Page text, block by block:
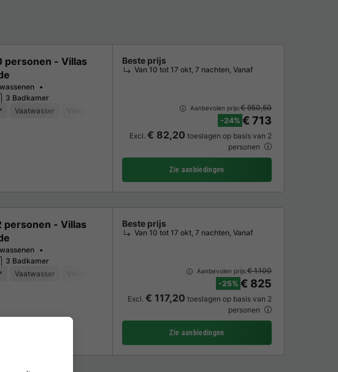
personen - Villas
3 Badkamer
Vaatwasser Vriezer Tuinmeubelen Oven Parkeerplaats
Beste prijs
Van 10 tot 17 okt, 7 nachten, Vanaf
Aanbevolen prijs:€ 950,50
-24% € 713
Excl. € 82,20 toeslagen op basis van 2
personen
Zie aanbiedingen
personen - Villas
3 Badkamer
Vaatwasser Vriezer Tuinmeubelen Oven Parkeerplaats
Beste prijs
Van 10 tot 17 okt, 7 nachten, Vanaf
Aanbevolen prijs:€ 1.100
-25% € 825
Excl. € 117,20 toeslagen op basis van 2
personen
Zie aanbiedingen